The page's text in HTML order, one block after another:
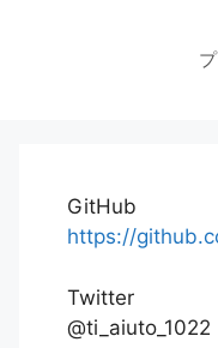
GitHub
https://
Twitter
@ti_aiuto_1022